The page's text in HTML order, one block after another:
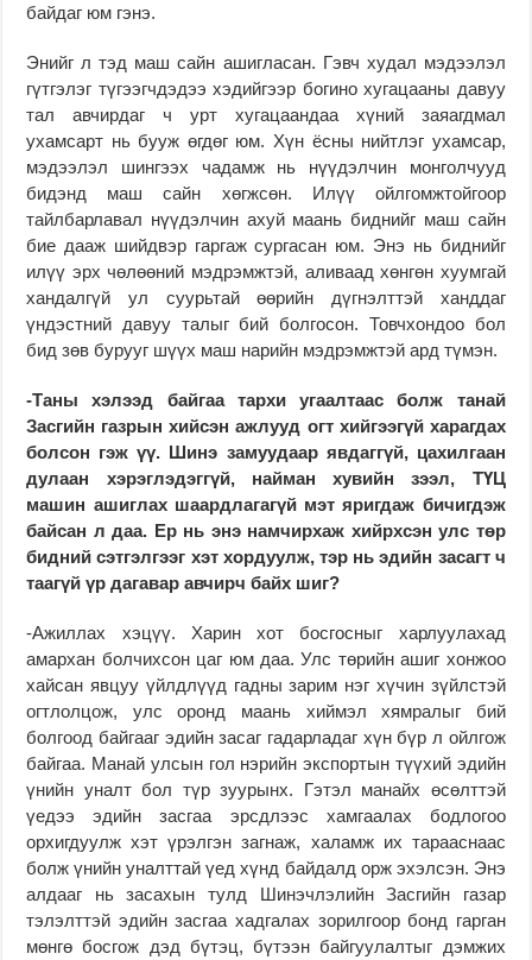
байдаг юм гэнэ.
Энийг л тэд маш сайн ашигласан. Гэвч худал мэдээлэл
гүтгэлэг түгээгчдэдээ хэдийгээр богино хугацааны давуу
тал авчирдаг ч урт хугацаандаа хүний заяагдмал
ухамсарт нь бууж өгдөг юм. Хүн ёсны нийтлэг ухамсар,
мэдээлэл шингээх чадамж нь нүүдэлчин монголчууд
бидэнд маш сайн хөгжсөн. Илүү ойлгомжтойгоор
тайлбарлавал нүүдэлчин ахуй маань биднийг маш сайн
бие дааж шийдвэр гаргаж сургасан юм. Энэ нь биднийг
илүү эрх чөлөөний мэдрэмжтэй, аливаад хөнгөн хуумгай
хандалгүй ул суурьтай өөрийн дүгнэлттэй ханддаг
үндэстний давуу талыг бий болгосон. Товчхондоо бол
бид зөв бурууг шүүх маш нарийн мэдрэмжтэй ард түмэн.
-Таны хэлээд байгаа тархи угаалтаас болж танай
Засгийн газрын хийсэн ажлууд огт хийгээгүй харагдах
болсон гэж үү. Шинэ замуудаар явдаггүй, цахилгаан
дулаан хэрэглэдэггүй, найман хувийн зээл, ТҮЦ
машин ашиглах шаардлагагүй мэт яригдаж бичигдэж
байсан л даа. Ер нь энэ намчирхаж хийрхсэн улс төр
бидний сэтгэлгээг хэт хордуулж, тэр нь эдийн засагт ч
таагүй үр дагавар авчирч байх шиг?
-Ажиллах хэцүү. Харин хот босгосныг харлуулахад
амархан болчихсон цаг юм даа. Улс төрийн ашиг хонжоо
хайсан явцуу үйлдлүүд гадны зарим нэг хүчин зүйлстэй
огтлолцож, улс оронд маань хиймэл хямралыг бий
болгоод байгааг эдийн засаг гадарладаг хүн бүр л ойлгож
байгаа. Манай улсын гол нэрийн экспортын түүхий эдийн
үнийн уналт бол түр зуурынх. Гэтэл манайх өсөлттэй
үедээ эдийн засгаа эрсдлээс хамгаалах бодлогоо
орхигдуулж хэт үрэлгэн загнаж, халамж их тарааснаас
болж үнийн уналттай үед хүнд байдалд орж эхэлсэн. Энэ
алдааг нь засахын тулд Шинэчлэлийн Засгийн газар
тэлэлттэй эдийн засгаа хадгалах зорилгоор бонд гарган
мөнгө босгож дэд бүтэц, бүтээн байгуулалтыг дэмжих